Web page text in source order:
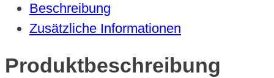
Menge
Beschreibung
Zusätzliche Informationen
Produktbeschreibung